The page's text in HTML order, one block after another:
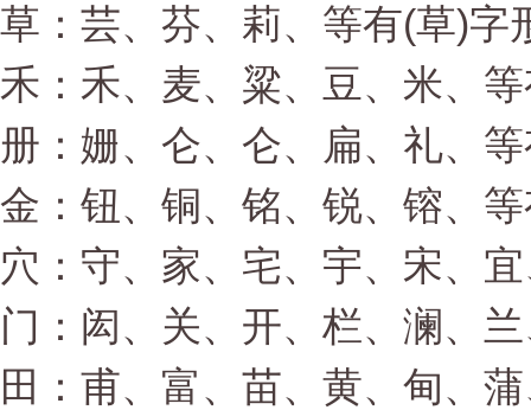
草：芸、芬、莉、等有(草)字
禾：禾、麦、粱、豆、米、
册：姗、仑、仑、扁、礼、
金：钮、铜、铭、锐、镕、
穴：守、家、宅、宇、宋、
门：闳、关、开、栏、澜、
田：甫、富、苗、黄、甸、